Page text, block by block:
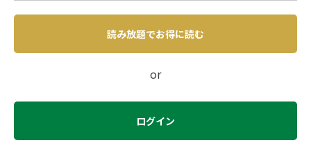
読み放題でお得に読む
or
ログイン